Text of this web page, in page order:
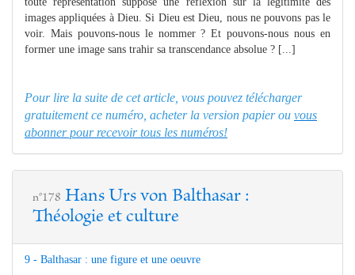
images appliquées à Dieu. Si Dieu est Dieu, nous ne pouvons pas le
voir. Mais pouvons-nous le nommer ? Et pouvons-nous nous en
former une image sans trahir sa transcendance absolue ? [...]
Pour lire la suite de cet article, vous pouvez télécharger
gratuitement ce numéro, acheter la version papier ou vous
abonner pour recevoir tous les numéros!
n°178 Hans Urs von Balthasar :
Théologie et culture
9 - Balthasar : une figure et une oeuvre